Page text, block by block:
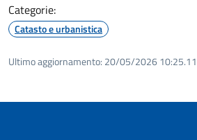
Categorie:
Catasto e urbanistica
Ultimo aggiornamento: 20/05/2026 10:25.11